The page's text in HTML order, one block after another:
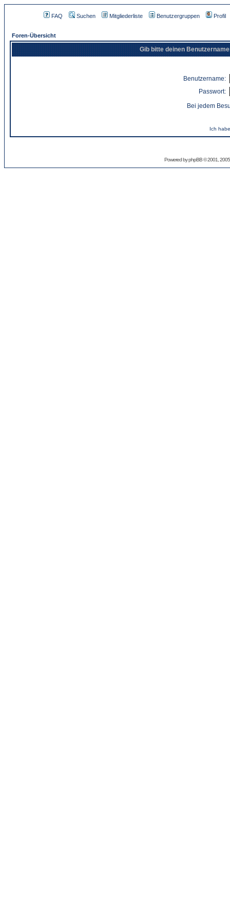
FAQ Suchen Mitgliederliste Benutzergruppen Profil
Foren-Übersicht
Gib bitte deinen
Benutzername:
Passwort:
Bei jedem
Ich
Powered byphpBB© 2001,